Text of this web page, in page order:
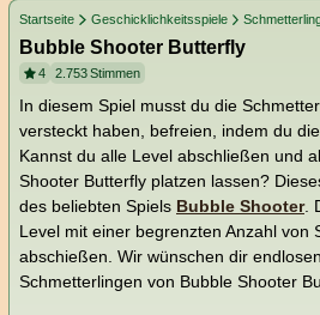
Startseite Geschicklichkeitsspiele
Bubble Shooter Butterfly
4 2.753Stimmen
In diesem Spiel musst du die
versteckt haben, befreien, indem du
Kannst du alle Level abschließen und
Shooter Butterfly platzen lassen?
des beliebten Spiels Bubble Shooter.
Level mit einer begrenzten Anzahl von
abschießen. Wir wünschen dir
Schmetterlingen von Bubble Shooter